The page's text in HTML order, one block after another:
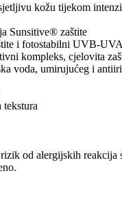
kožu tijekom
Sunsitive® zaštite
i fotostabilni UVB-
kompleks, cjelovita
voda, umirujućeg i
tekstura
od alergijskih reakcija